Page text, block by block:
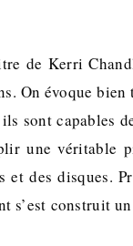
de Kerri
On évoque bien
sont capables
une véritable
et des disques.
s’est construit